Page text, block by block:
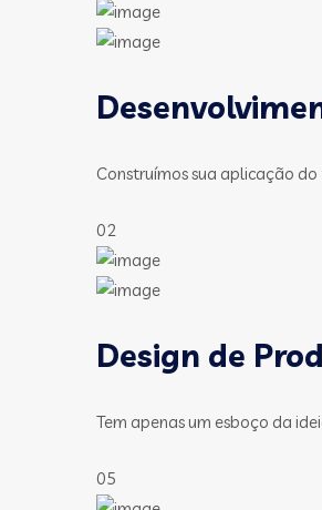
Construímos sua aplicação
02
Design de
Tem apenas um esboço da
05